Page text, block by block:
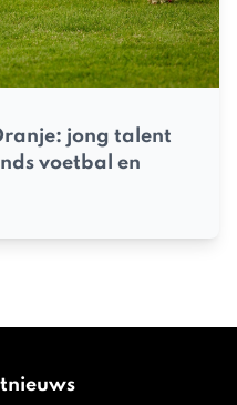
jong talent
voetbal en